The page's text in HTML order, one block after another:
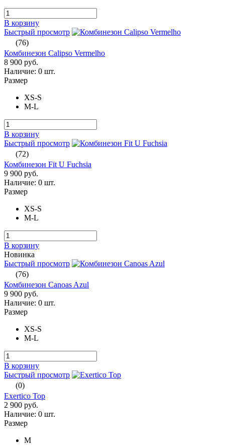
В корзину
Быстрый просмотр
(76)
Комбинезон Calipso Vermelho
8 900 руб.
Наличие: 0 шт.
Размер
XS-S
M-L
В корзину
Быстрый просмотр
(72)
Комбинезон Fit U Fuchsia
9 900 руб.
Наличие: 0 шт.
Размер
XS-S
M-L
В корзину
Новинка
Быстрый просмотр
(76)
Комбинезон Canoas Azul
9 900 руб.
Наличие: 0 шт.
Размер
XS-S
M-L
В корзину
Быстрый просмотр
(0)
Exertico Top
2 900 руб.
Наличие: 0 шт.
Размер
M